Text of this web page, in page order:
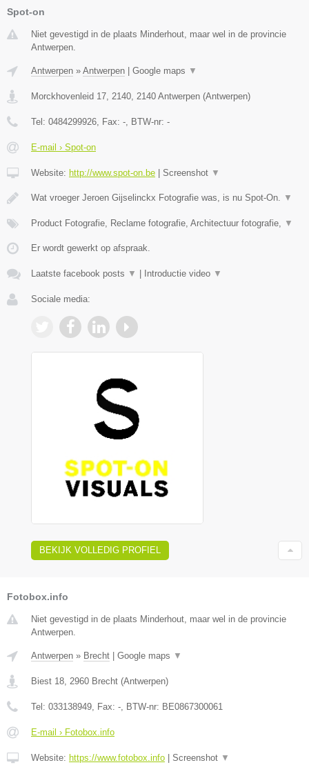
Spot-on
Niet gevestigd in de plaats Minderhout, maar wel in de provincie
Antwerpen.
Antwerpen » Antwerpen Google maps ▼
Morckhovenleid 17, 2140 2140 Antwerpen (Antwerpen)
Tel: 0484299926 , Fax: - , BTW-nr: -
E-mail › Spot-on
Website: http://www.spot-on.be Screenshot ▼
Wat vroeger Jeroen Gijselinckx Fotografie was, is nu Spot-On. ▼
Product Fotografie, Reclame fotografie, Architectuur fotografie, ▼
Er wordt gewerkt op afspraak.
Laatste facebook posts ▼ Introductie video ▼
Sociale media:
BEKIJK VOLLEDIG PROFIEL
Fotobox.info
Niet gevestigd in de plaats Minderhout, maar wel in de provincie
Antwerpen.
Antwerpen » Brecht Google maps ▼
Biest 18 2960 Brecht (Antwerpen)
Tel: 033138949 , Fax: - , BTW-nr: BE0867300061
E-mail › Fotobox.info
Website: https://www.fotobox.info Screenshot ▼